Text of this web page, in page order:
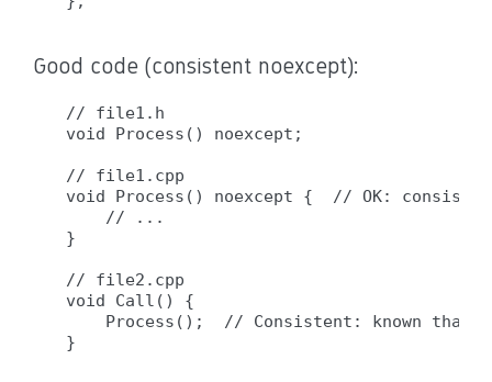
Good code (consistent noexcept):
// file1.h
void Process() noexcept;
// file1.cpp
void Process() noexcept {  // OK:
    // ...
}
// file2.cpp
void Call() {
Process();  // Consistent: known that